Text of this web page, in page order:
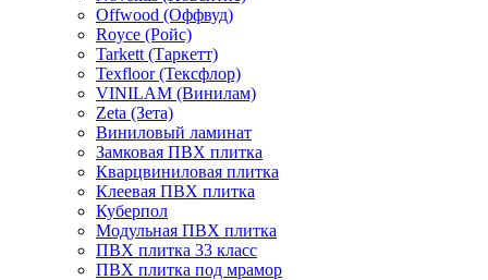
Offwood (Оффвуд)
Royce (Ройс)
Tarkett (Таркетт)
Texfloor (Тексфлор)
VINILAM (Винилам)
Zeta (Зета)
Виниловый ламинат
Замковая ПВХ плитка
Кварцвиниловая плитка
Клеевая ПВХ плитка
Куберпол
Модульная ПВХ плитка
ПВХ плитка 33 класс
ПВХ плитка под мрамор